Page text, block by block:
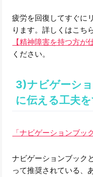
疲労を回復してすぐに
ります。詳しくはこち
【精神障害を持つ方が
ください。
3)ナビゲーシ
に伝える工夫を
「ナビゲーションブック
ナビゲーションブック
って推奨されている、